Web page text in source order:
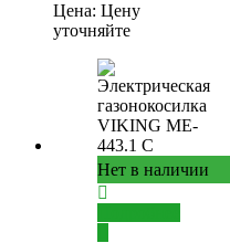
Цена: Цену
уточняйте
Нет в наличии